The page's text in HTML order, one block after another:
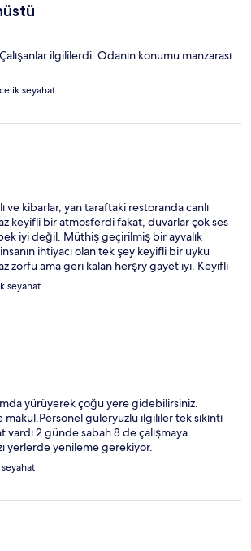
ilgililerdi. Odanın konumu manzarası
seyahat
ve kibarlar, yan taraftaki restoranda canlı
keyifli bir atmosferdi fakat, duvarlar çok ses
iyi değil. Müthiş geçirilmiş bir ayvalık
ihtiyacı olan tek şey keyifli bir uyku
zorfu ama geri kalan herşry gayet iyi. Keyifli
sağlayabilir. Not: Yan taraftaki
yapmanızı tavsiye ederim gece çok
seyahat
yürüyerek çoğu yere gidebilirsiniz.
makul.Personel güleryüzlü ilgililer tek sıkıntı
vardı 2 günde sabah 8 de çalışmaya
yerlerde yenileme gerekiyor.